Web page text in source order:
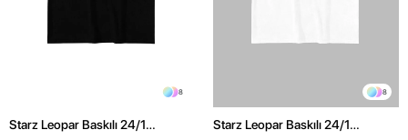
8
Starz Leopar Baskılı 24/1
8
Starz Leopar Baskılı 24/1